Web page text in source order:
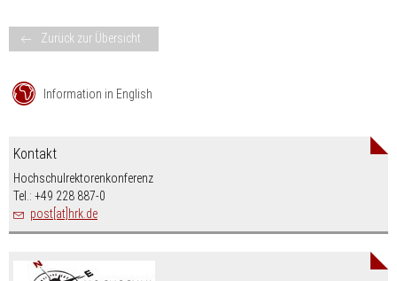
Zurück zur Übersicht
Information in English
Kontakt
Hochschulrektorenkonferenz
Tel.: +49 228 887-0
post[at]hrk.de